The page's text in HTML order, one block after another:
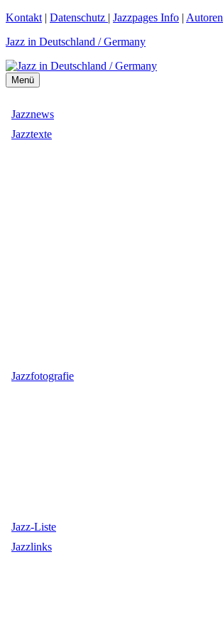
Zum
springen
Kontakt | Datenschutz | Jazzpages Info | Autoren
Jazz in Deutschland / Germany
Menü
Jazznews
Jazztexte
Jazzfotografie
Jazz-Liste
Jazzlinks